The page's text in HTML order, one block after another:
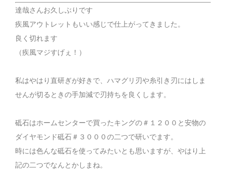
達哉さんお久しぶりです
疾風アウトレットもいい感じで仕上がってきました。
良く切れます
（疾風マジすげぇ！）
私はやはり直研ぎが好きで、ハマグリ刃や糸引き刃にはしま
せんが切るときの手加減で刃持ちを良くします。
砥石はホームセンターで買ったキングの＃１２００と安物の
ダイヤモンド砥石＃３０００の二つで研いでます。
時には色んな砥石を使ってみたいとも思いますが、やはり上
記の二つでなんとかしまね。